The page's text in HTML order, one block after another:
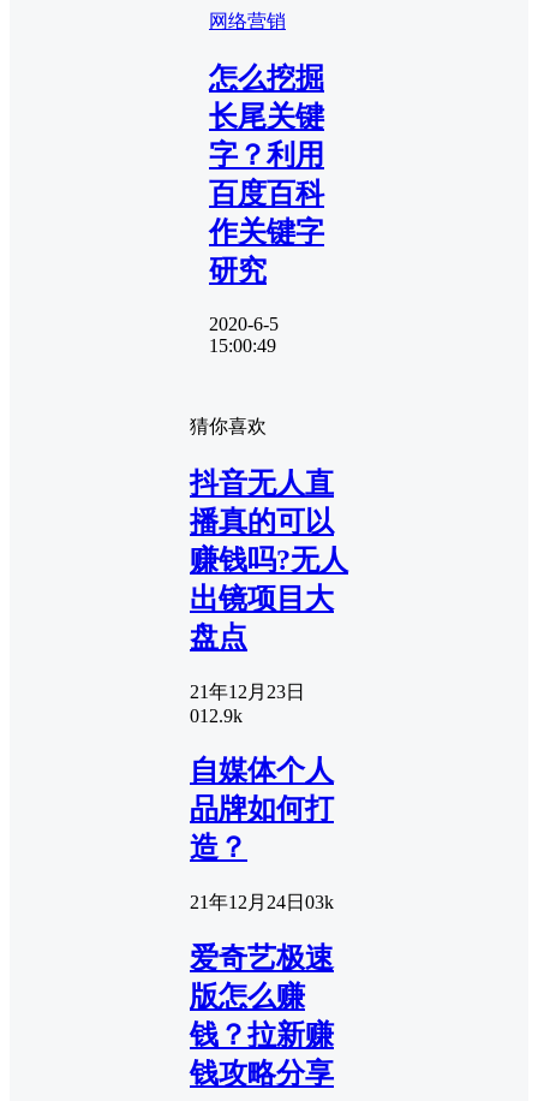
网络营销
怎么挖掘
长尾关键
字？利用
百度百科
作关键字
研究
2020-6-5
15:00:49
猜你喜欢
抖音无人直
播真的可以
赚钱吗?无人
出镜项目大
盘点
21年12月23日
012.9k
自媒体个人
品牌如何打
造？
21年12月24日 03k
爱奇艺极速
版怎么赚
钱？拉新赚
钱攻略分享